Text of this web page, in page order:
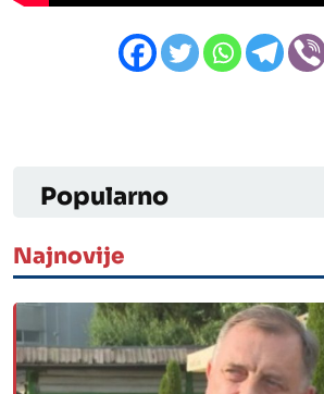
Popularno
Najnovije